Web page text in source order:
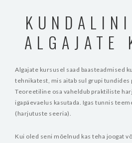
ALGAJATE
Algajate kursusel saad baasteadmised
tehnikatest, mis aitab sul grupi tundides
Teoreetiline osa vaheldub praktiliste
igapäevaelus kasutada. Igas tunnis
(harjutuste seeria).
Kui oled seni mõelnud kas teha joogat